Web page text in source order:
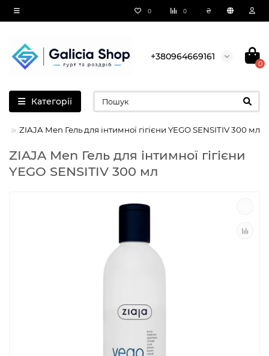
0 0 ₴
+380964669161
0
Категорії
ZIAJA Men Гель для інтимної гігієни YEGO SENSITIV 300 мл
ZIAJA Men Гель для інтимної гігієни
YEGO SENSITIV 300 мл